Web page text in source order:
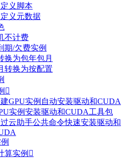
义脚本
义元数据
不计费
期/欠费实例
换为包年包月
转换为按配置

GPU实例自动安装驱动和CUDA
实例安装驱动和CUDA工具包
云助手公共命令快速安装驱动和
算实例 